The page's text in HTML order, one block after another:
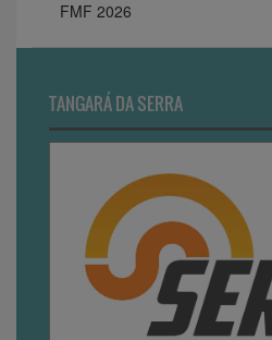
FMF 2026
TANGARÁ DA SERRA